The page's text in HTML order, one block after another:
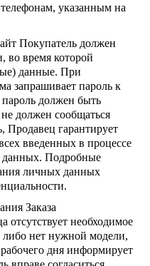
указанным на
Покупатель должен
во время которой
данные. При
запрашивает пароль к
должен быть
должен сообщаться
Продавец гарантирует
введенных в процессе
данных. Подробные
личных данных
Заказа
отсутствует необходимое
либо нет нужной модели,
дня информирует